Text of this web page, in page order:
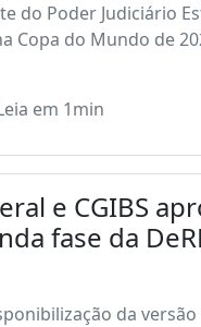
do Poder Judiciário
Copa do Mundo de
em 1min
e CGIBS
fase da
da